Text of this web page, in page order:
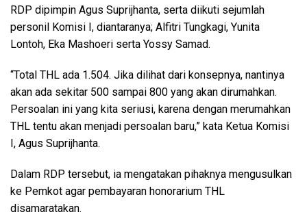
RDP dipimpin Agus Suprijhanta, serta diikuti sejumlah
personil Komisi I, diantaranya; Alfitri Tungkagi, Yunita
Lontoh, Eka Mashoeri serta Yossy Samad.
“Total THL ada 1.504. Jika dilihat dari konsepnya, nantinya
akan ada sekitar 500 sampai 800 yang akan dirumahkan.
Persoalan ini yang kita seriusi, karena dengan merumahkan
THL tentu akan menjadi persoalan baru,” kata Ketua Komisi
I, Agus Suprijhanta.
Dalam RDP tersebut, ia mengatakan pihaknya mengusulkan
ke Pemkot agar pembayaran honorarium THL
disamaratakan.